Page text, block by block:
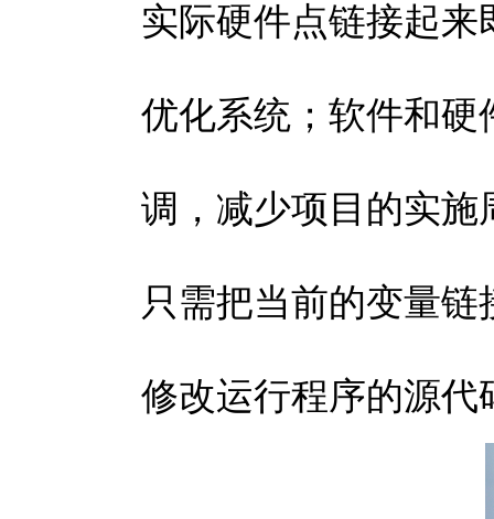
实际硬件点链接起
优化系统；软件和
调，减少项目的实
只需把当前的变量
修改运行程序的源代